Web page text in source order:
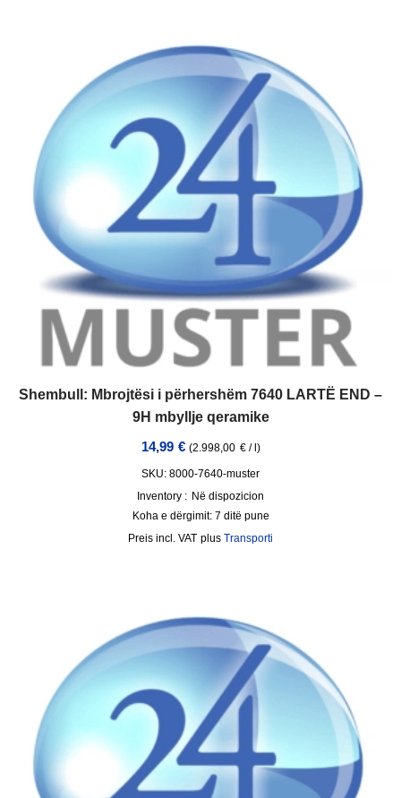
Shembull: Mbrojtësi i përhershëm 7640 LARTË END –
9H mbyllje qeramike
14,99 € (2.998,00 €/ )
SKU: 8000-7640-muster
Inventory : Në dispozicion
Koha e dërgimit: 7 ditë pune
incl. VAT plus Transporti